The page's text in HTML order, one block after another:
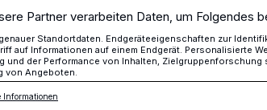
zum Sommerfest im Ivonne Peters
Partner verarbeiten Daten, um Folgendes
Standortdaten. Endgeräteeigenschaften zur
auf Informationen auf einem Endgerät. Personalisierte
und der Performance von Inhalten, Zielgruppenforschung
von Angeboten.